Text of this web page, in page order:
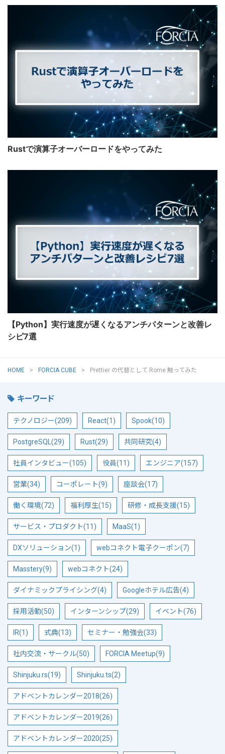
Rustで演算子オーバーロードをやってみた
【Python】実行速度が遅くなるアンチパターンと改善レ
シピ7選
HOME FORCIA CUBE Prettier の代替として Rome 触ってみた
キーワード
テクノロジー(209) React(1) Spook(10)
PostgreSQL(29) Rust(29) 共同研究(4)
社員インタビュー(105) 役員(11) エンジニア(157)
営業(34) コーポレート(9) 座談会(17)
働く環境(72) 福利厚生(15) 研修・成長支援(15)
サービス・プロダクト(11) MaaS(1)
DXソリューション(1) webコネクト電子クーポン(7)
Masstery(9) webコネクト(24)
ダイナミックプライシング(4) Googleホテル広告(4)
採用活動(50) インターンシップ(29) イベント(76)
IR(1) 式典(13) セミナー・勉強会(33)
社内交流・サークル(50) FORCIA Meetup(9)
Shinjuku.rs(19) Shinjuku.ts(2)
アドベントカレンダー2018(26)
アドベントカレンダー2019(26)
アドベントカレンダー2020(25)